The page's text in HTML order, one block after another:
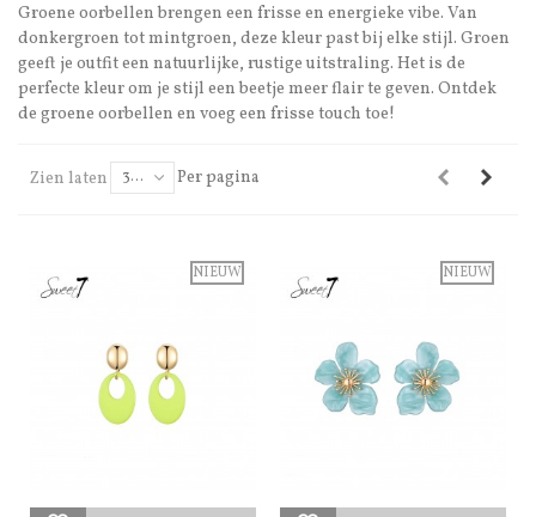
Groene oorbellen brengen een frisse en energieke vibe. Van
donkergroen tot mintgroen, deze kleur past bij elke stijl. Groen
geeft je outfit een natuurlijke, rustige uitstraling. Het is de
perfecte kleur om je stijl een beetje meer flair te geven. Ontdek
de groene oorbellen en voeg een frisse touch toe!
Zien laten 30 Per pagina
NIEUW NIEUW